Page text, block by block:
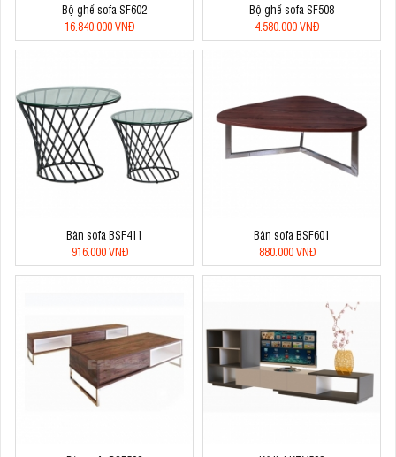
Bộ ghế sofa SF602
16.840.000 VNĐ
Bộ ghế sofa SF508
4.580.000 VNĐ
Bàn sofa BSF411
916.000 VNĐ
Bàn sofa BSF601
880.000 VNĐ